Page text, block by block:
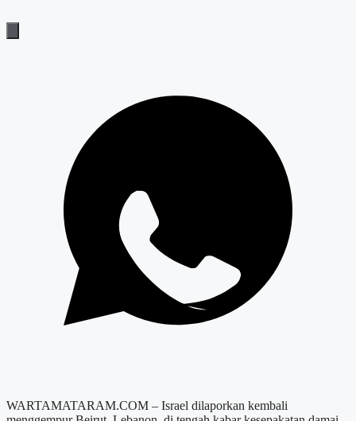
WARTAMATARAM.COM – Israel dilaporkan kembali